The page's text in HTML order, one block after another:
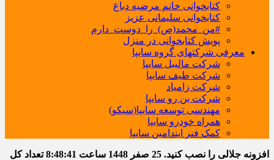
کتابخوانی خانم مرضیه دباغ
کتابخوانی سلیمانی عزیز
#من_محمد(ص)_را_دوست_دارم
پویش کتابخوانی در منزل
معرفی شرکتهای گروه سایپا
شرکت مالیبل سایپا
شرکت طیف سایپا
شرکت زامیاد
شرکت بن رو سایپا
مهندسی توسعه سایپا(سیکو)
همراه خودرو سایپا
کمک فنر ایندامین سایپا
افزونه جلالی را نصب کنید. 25 صفر 1448 ساعت 8:48:42تعداد کل